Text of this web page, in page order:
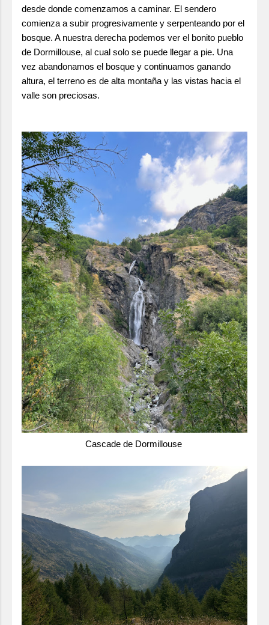
desde donde comenzamos a caminar. El sendero
comienza a subir progresivamente y serpenteando por el
bosque. A nuestra derecha podemos ver el bonito pueblo
de Dormillouse, al cual solo se puede llegar a pie. Una
vez abandonamos el bosque y continuamos ganando
altura, el terreno es de alta montaña y las vistas hacia el
valle son preciosas.
Cascade de Dormillouse